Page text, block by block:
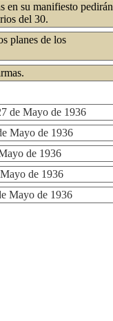
en su manifiesto pedirán
del 30.
planes de los
de Mayo de 1936
Mayo de 1936
de 1936
de 1936
Mayo de 1936